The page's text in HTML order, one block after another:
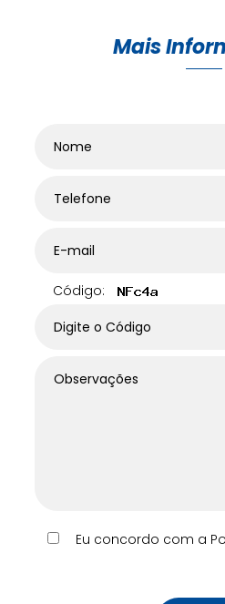
Mais
Código:
Eu concordo com a